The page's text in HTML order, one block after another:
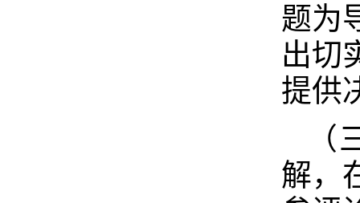
题为
出切
提供
解，